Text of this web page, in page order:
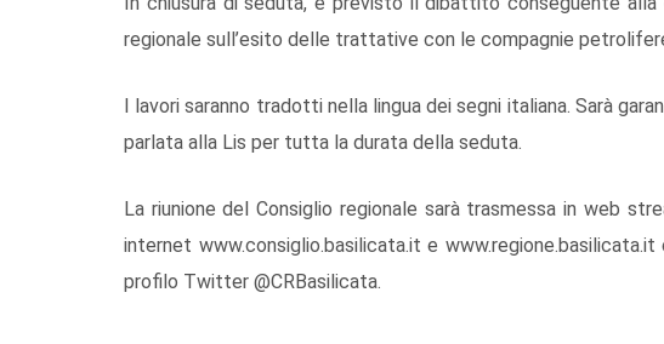
regionale sull’esito delle trattative con le compagnie
I lavori saranno tradotti nella lingua dei segni italiana. Sarà
parlata alla Lis per tutta la durata della seduta.
La riunione del Consiglio regionale sarà trasmessa in web
internet www.consiglio.basilicata.it e
profilo Twitter @CRBasilicata.